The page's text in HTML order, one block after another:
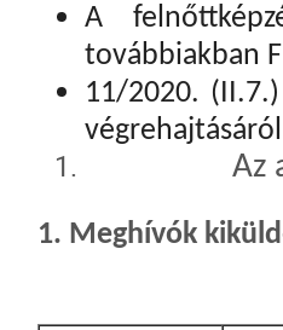
A
továbbiakban
11/2020.
Az
1. Meghívók